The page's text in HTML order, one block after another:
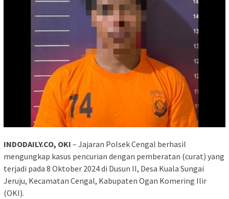
INDODAILY.CO, OKI – Jajaran Polsek Cengal berhasil
mengungkap kasus pencurian dengan pemberatan (curat) yang
terjadi pada 8 Oktober 2024 di Dusun II, Desa Kuala Sungai
Jeruju, Kecamatan Cengal, Kabupaten Ogan Komering Ilir
(OKI).